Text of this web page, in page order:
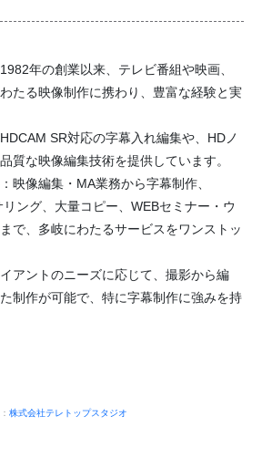
年の創業以来、テレビ番組や映画、
たる映像制作に携わり、豊富な経験と実
SR対応の字幕入れ編集や、HDノ
質な映像編集技術を提供しています。
映像編集・MA業務から字幕制作、
ング、大量コピー、WEBセミナー・ウ
で、多岐にわたるサービスをワンストッ
アントのニーズに応じて、撮影から編
制作が可能で、特に字幕制作に強みを持
株式会社テレトップスタジオ